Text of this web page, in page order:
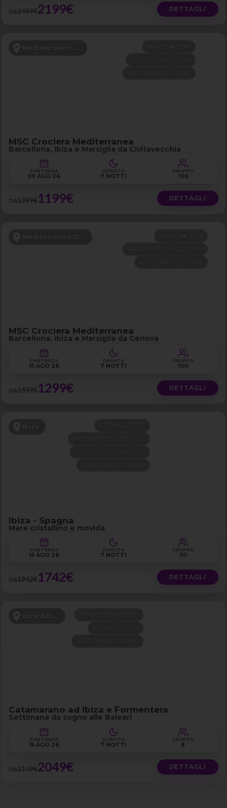
DA2499€2199€ DETTAGLI
Mediterraneo Occidentale
MSC Crociera Mediterranea
Barcellona, Ibiza e Marsiglia da Civitavecchia
PARTENZA
09 AGO 26
DURATA
7 NOTTI
GRUPPO
100
DA1399€1199€ DETTAGLI
Mediterraneo Occidentale
NAVE 5★ TOP
MSC Crociera Mediterranea
Barcellona, Ibiza e Marsiglia da Genova
PARTENZA
15 AGO 26
DURATA
7 NOTTI
GRUPPO
100
DA1499€1299€ DETTAGLI
Ibiza
Ibiza - Spagna
Mare cristallino e movida
PARTENZA
15 AGO 26
DURATA
7 NOTTI
GRUPPO
30
DA1942€1742€ DETTAGLI
Isole Baleari
Catamarano ad Ibiza e Formentera
Settimana da sogno alle Baleari
PARTENZA
15 AGO 26
DURATA
7 NOTTI
GRUPPO
8
DA2149€2049€ DETTAGLI